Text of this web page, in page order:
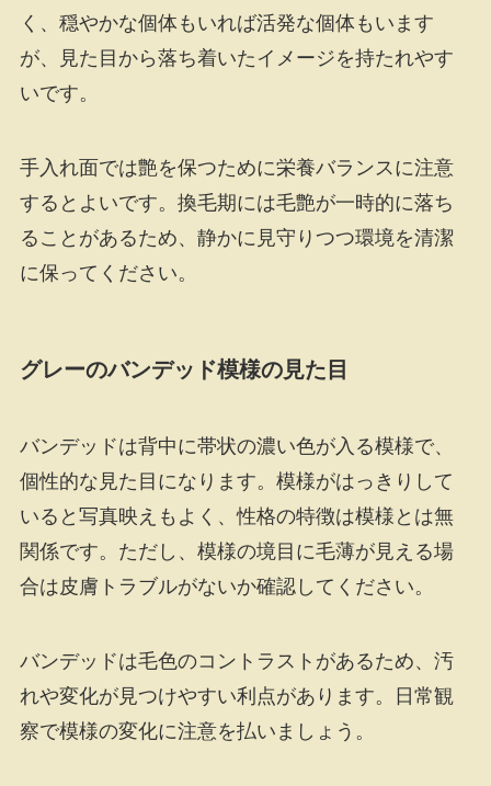
く、穏やかな個体もいれば活発な個体もいます
が、見た目から落ち着いたイメージを持たれやす
いです。
手入れ面では艶を保つために栄養バランスに注意
するとよいです。換毛期には毛艶が一時的に落ち
ることがあるため、静かに見守りつつ環境を清潔
に保ってください。
グレーのバンデッド模様の見た目
バンデッドは背中に帯状の濃い色が入る模様で、
個性的な見た目になります。模様がはっきりして
いると写真映えもよく、性格の特徴は模様とは無
関係です。ただし、模様の境目に毛薄が見える場
合は皮膚トラブルがないか確認してください。
バンデッドは毛色のコントラストがあるため、汚
れや変化が見つけやすい利点があります。日常観
察で模様の変化に注意を払いましょう。